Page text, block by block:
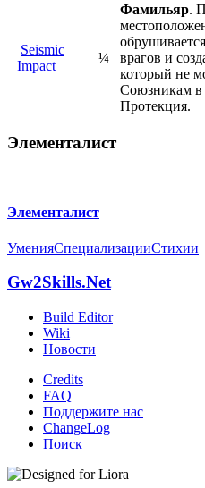
Seismic
Impact
¼
Фамильяр.
врагов и
который не
Союзникам в
Протекция.
Элементалист
Элементалист
УменияСпециализацииСтихии
Gw2Skills.Net
Build Editor
Wiki
Новости
Credits
FAQ
Поддержите нас
ChangeLog
Поиск